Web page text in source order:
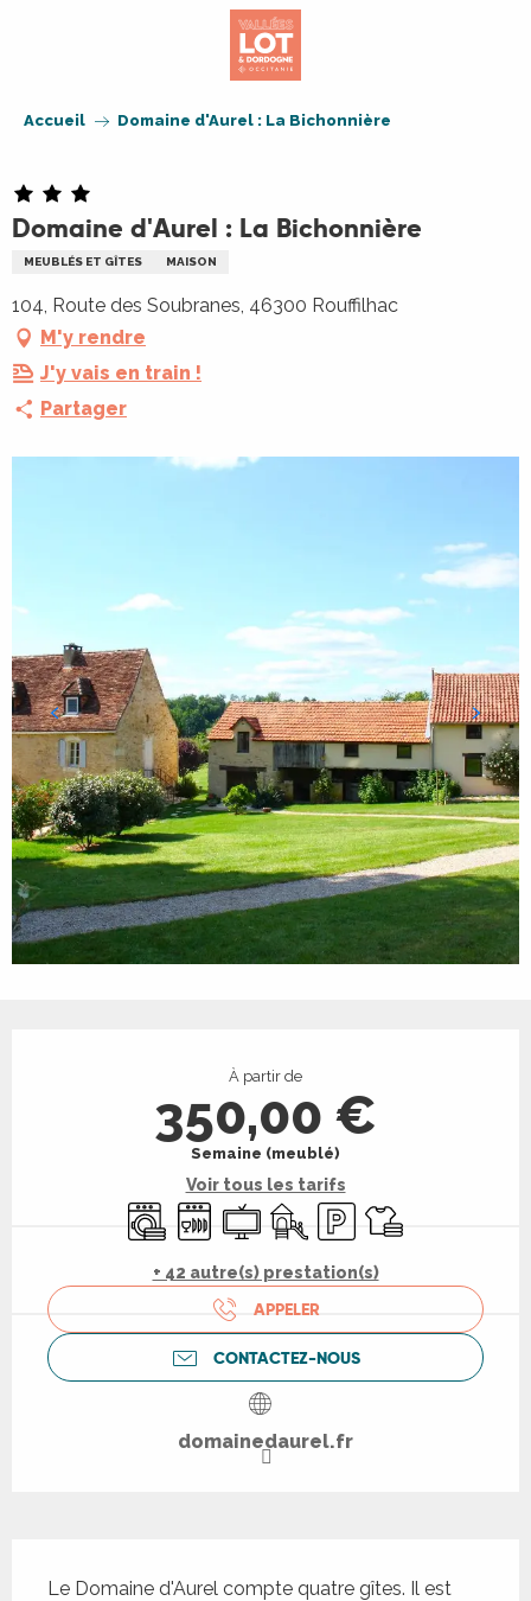
Accueil Domaine d'Aurel : La Bichonnière
Domaine d'Aurel : La Bichonnière
MEUBLÉS ET GÎTES MAISON
104, Route des Soubranes, 46300 Rouffilhac
M'y rendre
J'y vais en train !
Partager
À partir de
350,00 €
Semaine (meublé)
Voir tous les tarifs
Lave lingeLave vaisselle
TélévisionJeux pour enfants / Espace
ParkingDraps et linge
+ 42 autre(s) prestation(s)
APPELER
CONTACTEZ-NOUS
domainedaurel.fr
Le Domaine d'Aurel compte quatre gîtes. Il est